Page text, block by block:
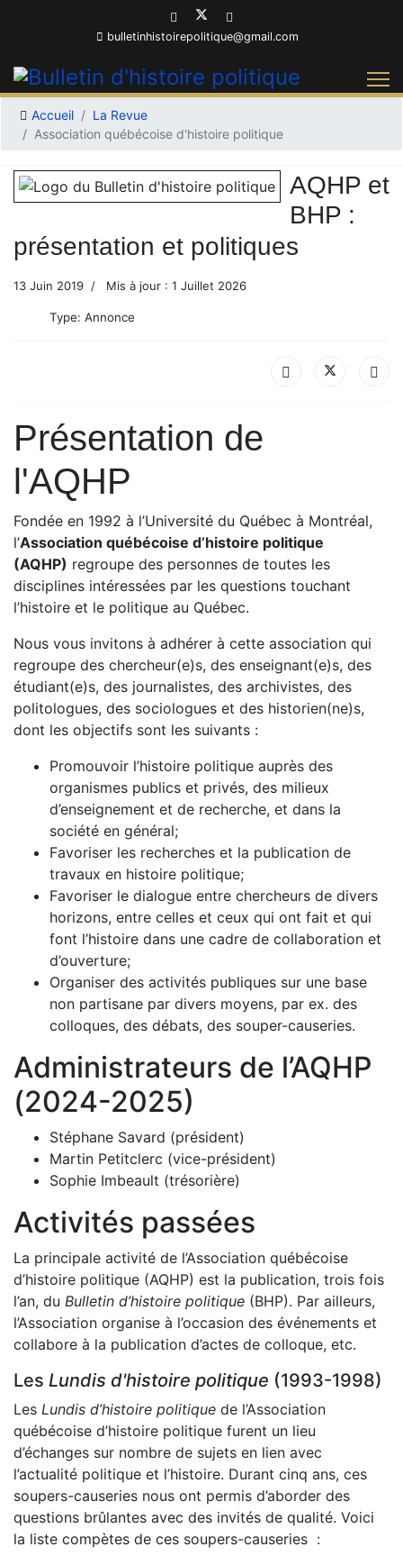
bulletinhistoirepolitique@gmail.com
Accueil
La Revue
Association québécoise d'histoire politique
AQHP et
BHP :
présentation et politiques
13 Juin 2019 Mis à jour : 1 Juillet 2026
Type: Annonce
Présentation de
l'AQHP
Fondée en 1992 à l’Université du Québec à Montréal,
l’Association québécoise d’histoire politique
(AQHP) regroupe des personnes de toutes les
disciplines intéressées par les questions touchant
l’histoire et le politique au Québec.
Nous vous invitons à adhérer à cette association qui
regroupe des chercheur(e)s, des enseignant(e)s, des
étudiant(e)s, des journalistes, des archivistes, des
politologues, des sociologues et des historien(ne)s,
dont les objectifs sont les suivants :
Promouvoir l’histoire politique auprès des
organismes publics et privés, des milieux
d’enseignement et de recherche, et dans la
société en général;
Favoriser les recherches et la publication de
travaux en histoire politique;
Favoriser le dialogue entre chercheurs de divers
horizons, entre celles et ceux qui ont fait et qui
font l’histoire dans une cadre de collaboration et
d’ouverture;
Organiser des activités publiques sur une base
non partisane par divers moyens, par ex. des
colloques, des débats, des souper-causeries.
Administrateurs de l’AQHP
(2024-2025)
Stéphane Savard (président)
Martin Petitclerc (vice-président)
Sophie Imbeault (trésorière)
Activités passées
La principale activité de l’Association québécoise
d’histoire politique (AQHP) est la publication, trois fois
l’an, du Bulletin d’histoire politique (BHP). Par ailleurs,
l’Association organise à l’occasion des événements et
collabore à la publication d’actes de colloque, etc.
Les Lundis d'histoire politique (1993-1998)
Les Lundis d’histoire politique de l’Association
québécoise d’histoire politique furent un lieu
d’échanges sur nombre de sujets en lien avec
l’actualité politique et l’histoire. Durant cinq ans, ces
soupers-causeries nous ont permis d’aborder des
questions brûlantes avec des invités de qualité. Voici
la liste compètes de ces soupers-causeries :